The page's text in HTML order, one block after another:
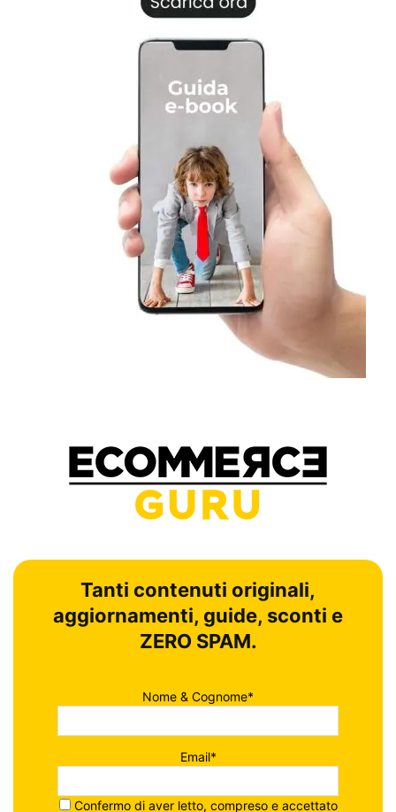
Tanti contenuti originali,
aggiornamenti, guide, sconti e
ZERO SPAM.
Nome & Cognome*
Email*
Confermo di aver letto, compreso e accettato